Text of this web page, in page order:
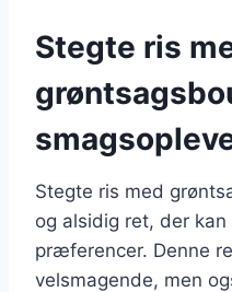
Stegte ris
Stegte ris med
og alsidig ret, der
præferencer. Denne
velsmagende, men